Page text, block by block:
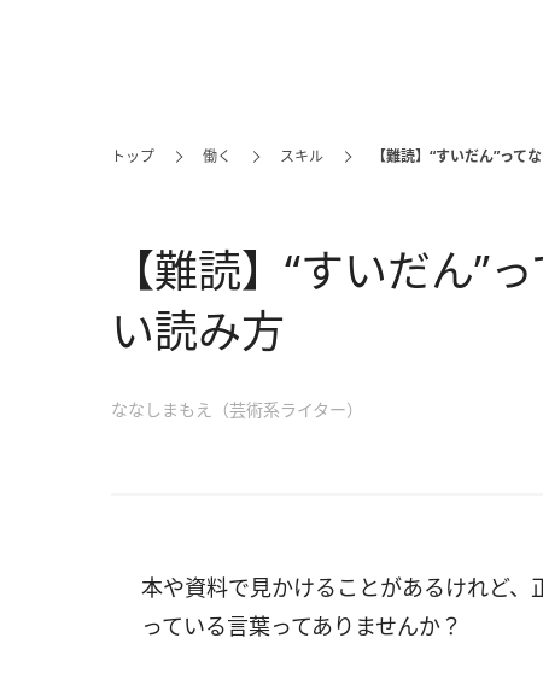
トップ 働く スキル 【難読】“すいだん”って
【難読】“すいだん”
い読み方
ななしまもえ（芸術系ライター）
本や資料で見かけることがあるけれど
っている言葉ってありませんか？